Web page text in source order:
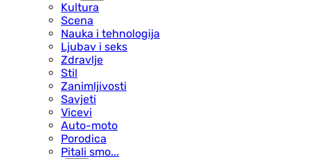
Kultura
Scena
Nauka i tehnologija
Ljubav i seks
Zdravlje
Stil
Zanimljivosti
Savjeti
Vicevi
Auto-moto
Porodica
Pitali smo...